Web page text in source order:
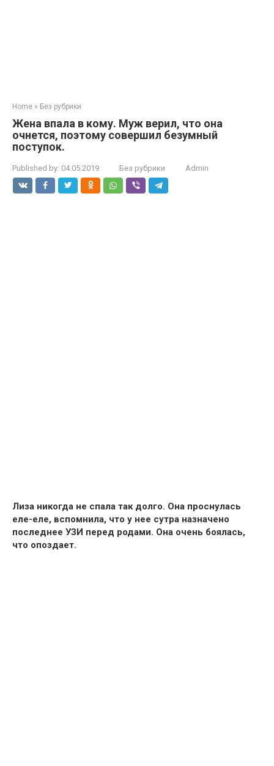
Home » Без рубрики
Жена впала в кому. Муж верил, что она
очнется, поэтому совершил безумный
поступок.
Published by: 04.05.2019 Без рубрики Admin
Лиза никогда не спала так долго. Она проснулась
еле-еле, вспомнила, что у нее сутра назначено
последнее УЗИ перед родами. Она очень боялась,
что опоздает.